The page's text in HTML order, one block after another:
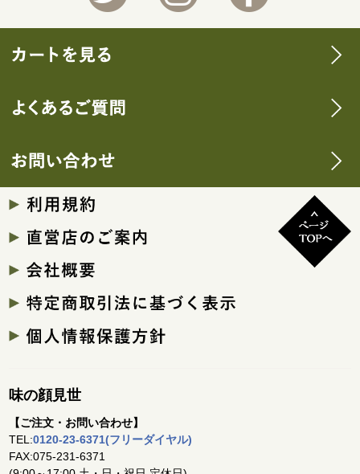
味の顔見世
【ご注文・お問い合わせ】
TEL:0120-23-6371(フリーダイヤル)
FAX:075-231-6371